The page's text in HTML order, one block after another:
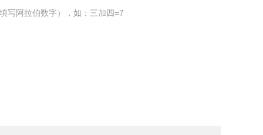
写阿拉伯数字），如：三加四=7